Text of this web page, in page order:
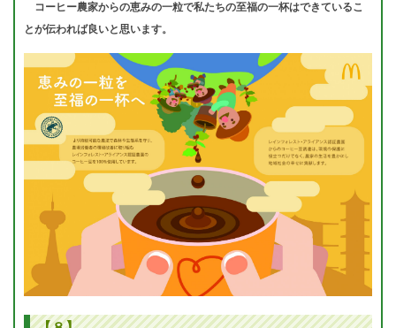
コーヒー農家からの恵みの一粒で私たちの至福の一杯はできているこ
とが伝われば良いと思います。